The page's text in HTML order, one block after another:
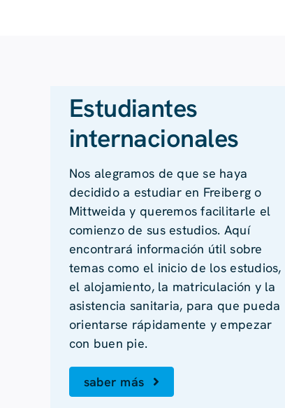
Estudiantes
internacionales
Nos alegramos de que se haya
decidido a estudiar en Freiberg o
Mittweida y queremos facilitarle el
comienzo de sus estudios. Aquí
encontrará información útil sobre
temas como el inicio de los estudios,
el alojamiento, la matriculación y la
asistencia sanitaria, para que pueda
orientarse rápidamente y empezar
con buen pie.
saber más